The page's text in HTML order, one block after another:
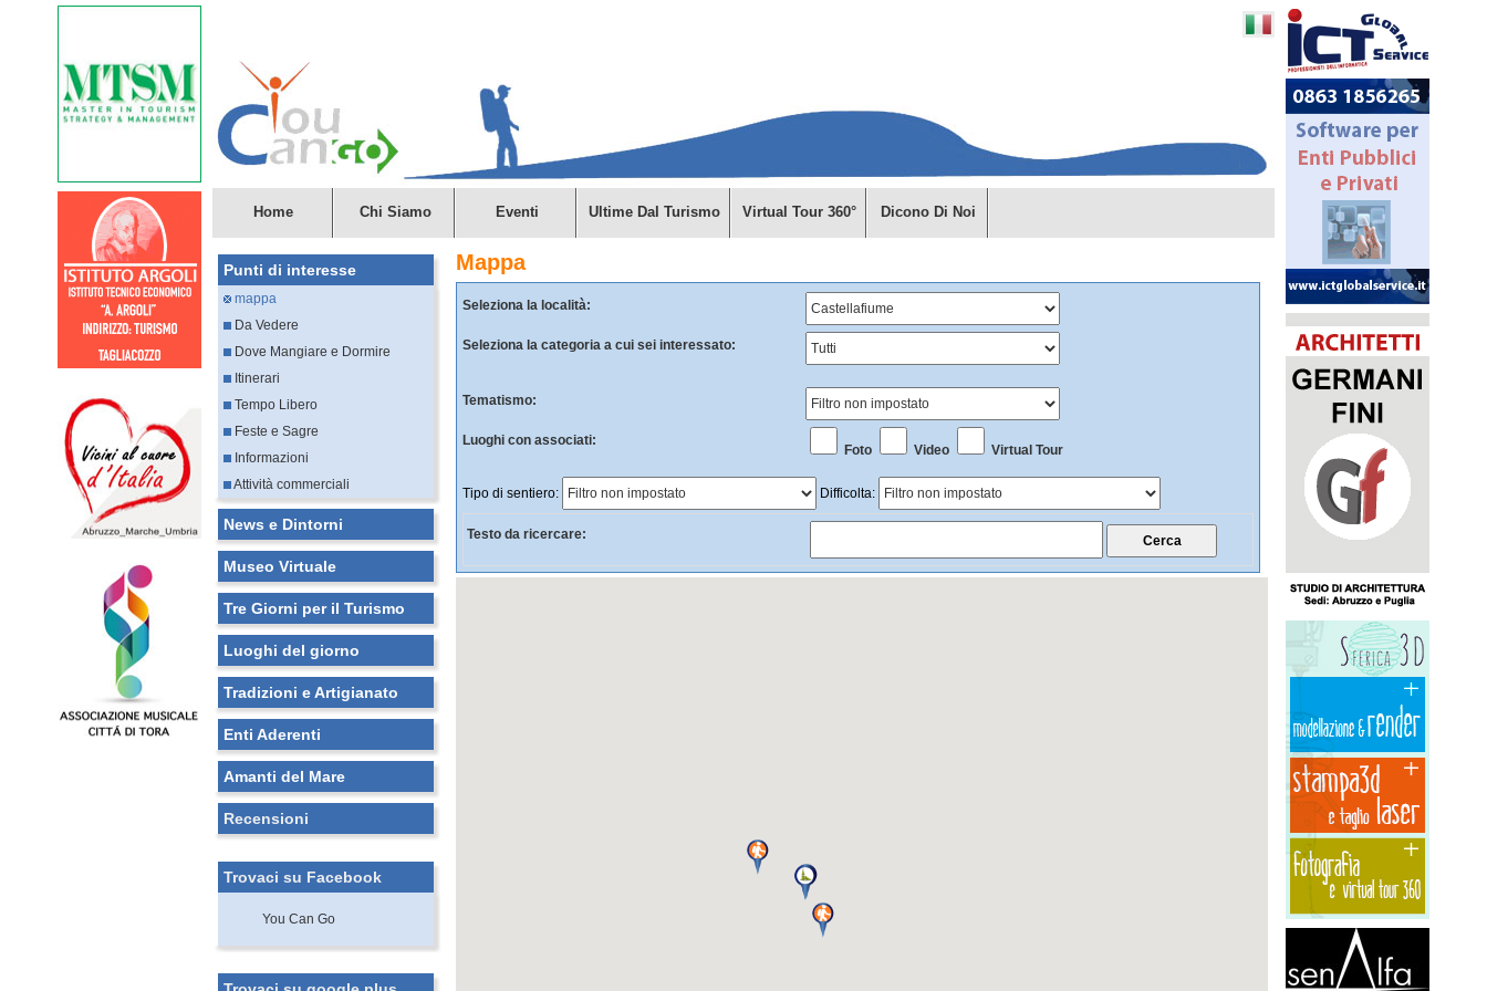
Home Chi Siamo Eventi Ultime Dal Turismo Virtual Tour 360° Dicono Di Noi
Punti di interesse
mappa
Da Vedere
Dove Mangiare e Dormire
Itinerari
Tempo Libero
Feste e Sagre
Informazioni
Attività commerciali
News e Dintorni
Museo Virtuale
Tre Giorni per il Turismo
Luoghi del giorno
Tradizioni e Artigianato
Enti Aderenti
Amanti del Mare
Recensioni
Trovaci su Facebook
You Can Go
Mappa
Seleziona la località:
Seleziona la categoria a cui sei interessato:
Tematismo:
Luoghi con associati:
Foto Video Virtual Tour
Tipo di sentiero: Difficolta:
Testo da ricercare: